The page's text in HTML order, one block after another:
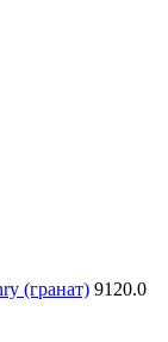
(гранат) 9120.0